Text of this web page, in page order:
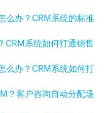
么办？CRM系统的标准
么办？CRM系统如何打